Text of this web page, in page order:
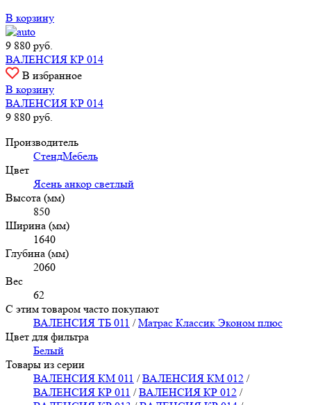
В корзину
9 880 руб.
ВАЛЕНСИЯ КР 014
В избранное
В корзину
ВАЛЕНСИЯ КР 014
9 880 руб.
Производитель
СтендМебель
Цвет
Ясень анкор светлый
Высота (мм)
850
Ширина (мм)
1640
Глубина (мм)
2060
Вес
62
С этим товаром часто покупают
ВАЛЕНСИЯ ТБ 011 /Матрас Классик Эконом плюс
Цвет для фильтра
Белый
Товары из серии
ВАЛЕНСИЯ КМ 011 /ВАЛЕНСИЯ КМ 012 /
ВАЛЕНСИЯ КР 011 /ВАЛЕНСИЯ КР 012 /